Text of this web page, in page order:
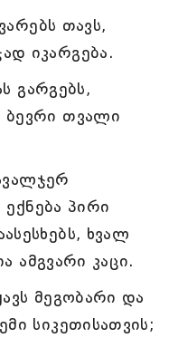
თავს,
იკარგება.
გარგებს,
ბევრი თვალი
პირი
ხვალ
ამგვარი კაცი.
მეგობარი და
სიკეთისათვის;